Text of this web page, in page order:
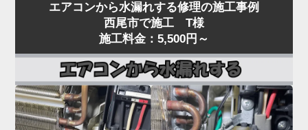
い、効きが弱いという症状は、当店でも特にご相談
が多いトラブルです。
原因は多岐にわたり、フィルター・熱交換器の目詰
まり、冷媒ガス不足、コンプレッサー異常、基板・
センサー故障、室外機の通気不良など、複数の要因
が絡んでいるケースもあります。
実際の現場では、長年メンテナンスを行っていない
エアコンから水漏れする修理の施工事例
西尾市で施工 T様
施工料金：5,500円～